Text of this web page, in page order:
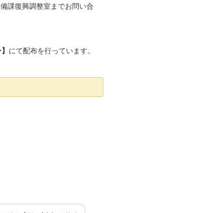
課復興調整室までお問い合
にて配布を行っています。